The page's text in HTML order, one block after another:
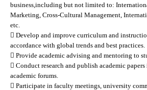
business,including but not limited to:
Marketing, Cross-Cultural Management,
etc.
 Develop and improve curriculum and
accordance with global trends and best practices.
 Provide academic advising and mentoring to
 Conduct research and publish academic
academic forums.
 Participate in faculty meetings, university